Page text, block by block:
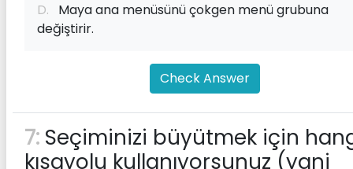
D. Maya ana menüsünü çokgen menü grubuna
değiştirir.
Check Answer
7: Seçiminizi büyütmek için
kısayolu kullanıyorsunuz (yani